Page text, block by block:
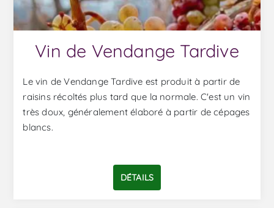
Vin de Vendange Tardive
Le vin de Vendange Tardive est produit à partir de
raisins récoltés plus tard que la normale. C'est un vin
très doux, généralement élaboré à partir de cépages
blancs.
DÉTAILS